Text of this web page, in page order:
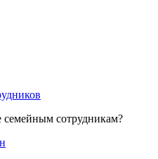
семейным сотрудникам?